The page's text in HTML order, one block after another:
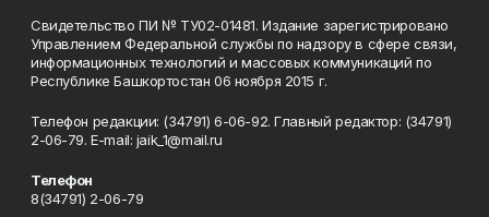
Свидетельство ПИ № ТУ02-01481. Издание зарегистрировано
Управлением Федеральной службы по надзору в сфере связи,
информационных технологий и массовых коммуникаций по
Республике Башкортостан 06 ноября 2015 г.
Телефон редакции: (34791) 6-06-92. Главный редактор: (34791)
2-06-79. Е-mаil: jaik_1@mail.ru
Телефон
8(34791) 2-06-79